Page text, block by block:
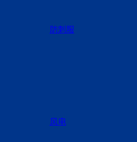
防刺服
风电